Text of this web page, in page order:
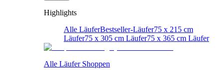
Highlights
Alle LäuferBestseller-Läufer75 x 215 cm
Läufer75 x 305 cm Läufer75 x 365 cm Läufer
Alle Läufer Shoppen